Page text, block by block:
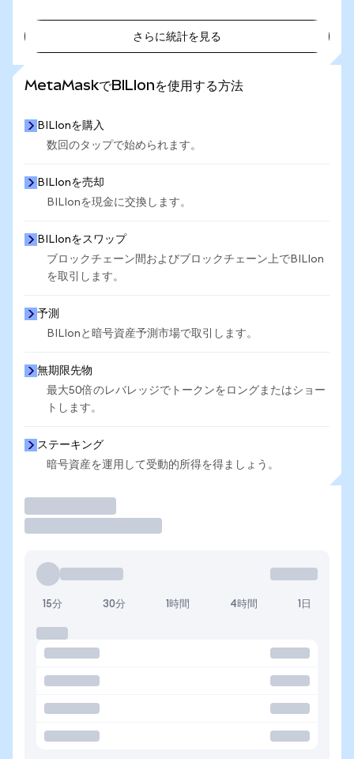
さらに統計を見る
MetaMaskでBILIonを使用する方法
BILIonを購入
数回のタップで始められます。
BILIonを売却
BILIonを現金に交換します。
BILIonをスワップ
ブロックチェーン間およびブロックチェーン上でBILIon
を取引します。
予測
BILIonと暗号資産予測市場で取引します。
無期限先物
最大50倍のレバレッジでトークンをロングまたはショー
トします。
ステーキング
暗号資産を運用して受動的所得を得ましょう。
15分 30分 1時間 4時間 1日